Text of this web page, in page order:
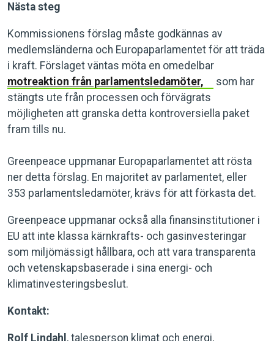
Nästa steg
Kommissionens förslag måste godkännas av
medlemsländerna och Europaparlamentet för att träda
i kraft. Förslaget väntas möta en omedelbar
motreaktion från parlamentsledamöter,
som har
stängts ute från processen och förvägrats
möjligheten att granska detta kontroversiella paket
fram tills nu.
Greenpeace uppmanar Europaparlamentet att rösta
ner detta förslag. En majoritet av parlamentet, eller
353 parlamentsledamöter, krävs för att förkasta det.
Greenpeace uppmanar också alla finansinstitutioner i
EU att inte klassa kärnkrafts- och gasinvesteringar
som miljömässigt hållbara, och att vara transparenta
och vetenskapsbaserade i sina energi- och
klimatinvesteringsbeslut.
Kontakt:
Rolf Lindahl , talesperson klimat och energi,